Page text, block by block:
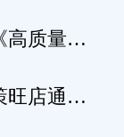
高质量数
店通生